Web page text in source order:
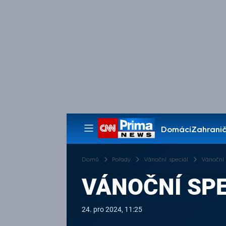
Domácí
Pořady
Domů Pořady Vánoční speciál Vánoční
VÁNOČNÍ
24. pro 2024, 11:25